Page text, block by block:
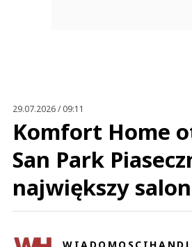
29.07.2026 / 09:11
Komfort Home
San Park
największy